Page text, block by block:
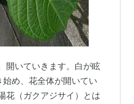
開いていきます。白が眩
め、花全体が開いてい
花（ガクアジサイ）とは